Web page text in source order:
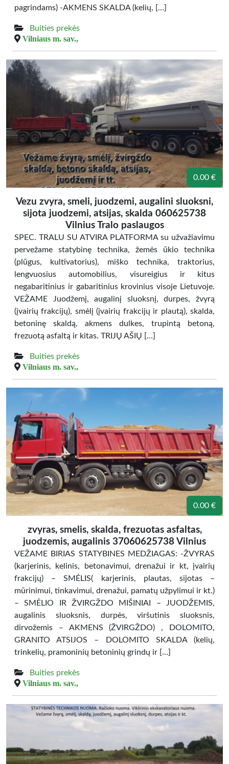
pagrindams) -AKMENS SKALDA (kelių, […]
Buities prekės
Vilniaus m. sav.,
0.00 €
Vezu zvyra, smeli, juodzemi, augalini sluoksni,
sijota juodzemi, atsijas, skalda 060625738
Vilnius Tralo paslaugos
SPEC. TRALU SU ATVIRA PLATFORMA su užvažiavimu
pervežame statybinę technika, žemės ūkio technika
(plūgus, kultivatorius), miško technika, traktorius,
lengvuosius automobilius, visureigius ir kitus
negabaritinius ir gabaritinius krovinius visoje Lietuvoje.
VEŽAME Juodžemį, augalinį sluoksnį, durpes, žvyrą
(įvairių frakcijų), smėlį (įvairių frakcijų ir plautą), skalda,
betoninę skaldą, akmens dulkes, trupintą betoną,
frezuotą asfaltą ir kitas. TRIJŲ AŠIŲ […]
Buities prekės
Vilniaus m. sav.,
0.00 €
zvyras, smelis, skalda, frezuotas asfaltas,
juodzemis, augalinis 37060625738 Vilnius
VEŽAME BIRIAS STATYBINES MEDŽIAGAS: -ŽVYRAS
(karjerinis, kelinis, betonavimui, drenažui ir kt, įvairių
frakcijų) – SMĖLIS( karjerinis, plautas, sijotas –
mūrinimui, tinkavimui, drenažui, pamatų užpylimui ir kt.)
– SMĖLIO IR ŽVIRGŽDO MIŠINIAI – JUODŽEMIS,
augalinis sluoksnis, durpės, viršutinis sluoksnis,
dirvožemis – AKMENS (ŽVIRGŽDO) , DOLOMITO,
GRANITO ATSIJOS – DOLOMITO SKALDA (kelių,
trinkelių, pramoninių betoninių grindų ir […]
Buities prekės
Vilniaus m. sav.,